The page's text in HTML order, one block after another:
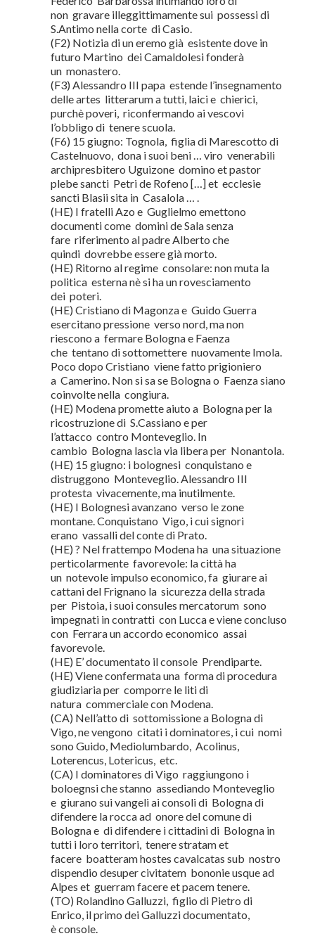
non gravare illeggittimamente sui possessi di
S.Antimo nella corte di Casio.
(F2) Notizia di un eremo già esistente dove in
futuro Martino dei Camaldolesi fonderà
un monastero.
(F3) Alessandro III papa estende l’insegnamento
delle artes litterarum a tutti, laici e chierici,
purchè poveri, riconfermando ai vescovi
l’obbligo di tenere scuola.
(F6) 15 giugno: Tognola, figlia di Marescotto di
Castelnuovo, dona i suoi beni … viro venerabili
archipresbitero Uguizone domino et pastor
plebe sancti Petri de Rofeno […] et ecclesie
sancti Blasii sita in Casalola … .
(HE) I fratelli Azo e Guglielmo emettono
documenti come domini de Sala senza
fare riferimento al padre Alberto che
quindi dovrebbe essere già morto.
(HE) Ritorno al regime consolare: non muta la
politica esterna nè si ha un rovesciamento
dei poteri.
(HE) Cristiano di Magonza e Guido Guerra
esercitano pressione verso nord, ma non
riescono a fermare Bologna e Faenza
che tentano di sottomettere nuovamente Imola.
Poco dopo Cristiano viene fatto prigioniero
a Camerino. Non si sa se Bologna o Faenza siano
coinvolte nella congiura.
(HE) Modena promette aiuto a Bologna per la
ricostruzione di S.Cassiano e per
l’attacco contro Monteveglio. In
cambio Bologna lascia via libera per Nonantola.
(HE) 15 giugno: i bolognesi conquistano e
distruggono Monteveglio. Alessandro III
protesta vivacemente, ma inutilmente.
(HE) I Bolognesi avanzano verso le zone
montane. Conquistano Vigo, i cui signori
erano vassalli del conte di Prato.
(HE) ? Nel frattempo Modena ha una situazione
perticolarmente favorevole: la città ha
un notevole impulso economico, fa giurare ai
cattani del Frignano la sicurezza della strada
per Pistoia, i suoi consules mercatorum sono
impegnati in contratti con Lucca e viene concluso
con Ferrara un accordo economico assai
favorevole.
(HE) E’ documentato il console Prendiparte.
(HE) Viene confermata una forma di procedura
giudiziaria per comporre le liti di
natura commerciale con Modena.
(CA) Nell’atto di sottomissione a Bologna di
Vigo, ne vengono citati i dominatores, i cui nomi
sono Guido, Mediolumbardo, Acolinus,
Loterencus, Lotericus, etc.
(CA) I dominatores di Vigo raggiungono i
boloegnsi che stanno assediando Monteveglio
e giurano sui vangeli ai consoli di Bologna di
difendere la rocca ad onore del comune di
Bologna e di difendere i cittadini di Bologna in
tutti i loro territori, tenere stratam et
facere boatteram hostes cavalcatas sub nostro
dispendio desuper civitatem bononie usque ad
Alpes et guerram facere et pacem tenere.
(TO) Rolandino Galluzzi, figlio di Pietro di
Enrico, il primo dei Galluzzi documentato,
è console.